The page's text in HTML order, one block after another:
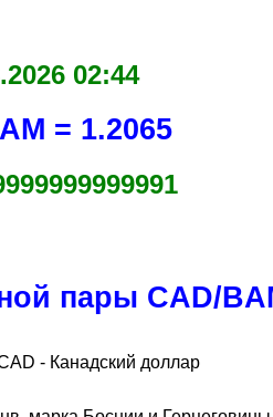
02:44
= 1.2065
пары CAD/
- Канадский доллар